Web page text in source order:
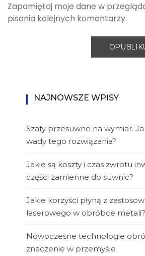
Zapamiętaj moje dane w
pisania kolejnych komentarzy.
NAJNOWSZE WPISY
Szafy przesuwne na wymiar.
wady tego rozwiązania?
Jakie są koszty i czas zwrotu
części zamienne do suwnic?
Jakie korzyści płyną z
laserowego w obróbce metali?
Nowoczesne technologie
znaczenie w przemyśle